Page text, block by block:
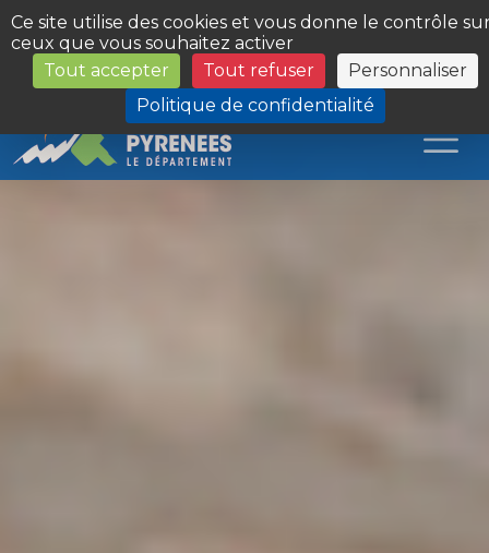
Panneau de gestion des cookies
Ce site utilise des cookies et vous donne le contrôle
ceux que vous souhaitez activer
Tout accepter
Tout refuser
Personnaliser
Politique de confidentialité
Les Sites du Département